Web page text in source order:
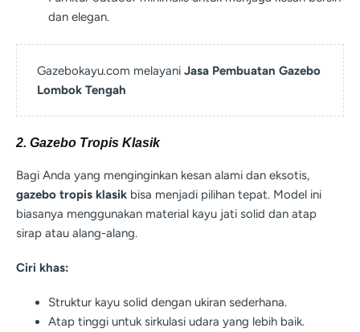
dan elegan.
Gazebokayu.com melayani Jasa Pembuatan Gazebo
Lombok Tengah
2. Gazebo Tropis Klasik
Bagi Anda yang menginginkan kesan alami dan eksotis,
gazebo tropis klasik bisa menjadi pilihan tepat. Model ini
biasanya menggunakan material kayu jati solid dan atap
sirap atau alang-alang.
Ciri khas:
Struktur kayu solid dengan ukiran sederhana.
Atap tinggi untuk sirkulasi udara yang lebih baik.